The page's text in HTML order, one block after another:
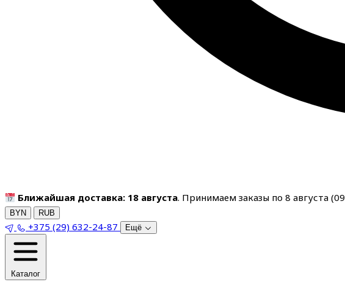
Ближайшая доставка: 18 августа. Принимаем заказы по 8 августа (09
BYN RUB
+375 (29) 632-24-87 Ещё
Каталог